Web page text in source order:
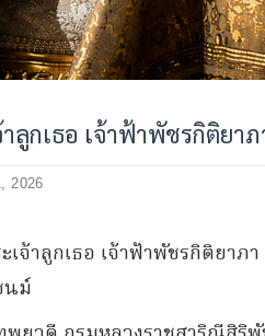
ลูกเธอ เจ้าฟ้าพัชรกิติยา
2026
จ้าลูกเธอ เจ้าฟ้าพัชรกิติยาภ
นม์